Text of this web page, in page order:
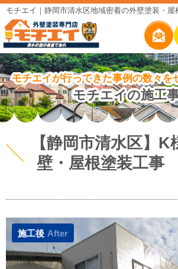
モチエイ｜静岡市清水区地域密着の外壁塗装・
モチエイが行ってきた事例の数々を
モチエイの施工
【静岡市清水区】
壁・屋根塗装工事
施工後 After